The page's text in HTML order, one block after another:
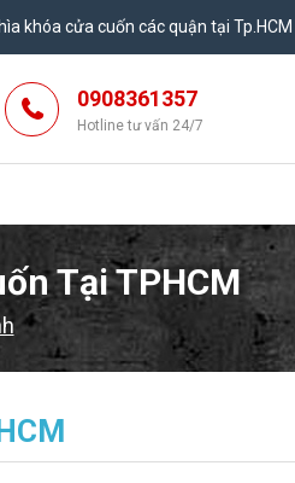
khóa cửa cuốn các quận tại Tp.HCM
0908361357
Hotline tư vấn 24/7
Tại TPHCM